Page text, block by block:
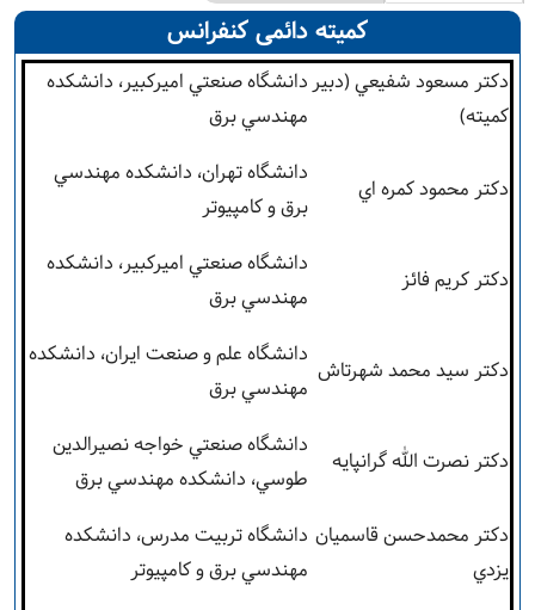
کمیته دائمی کنفرانس
دکتر مسعود شفيعي (دبیر
کميته)
دانشگاه صنعتي اميرکبير، دانشکده
مهندسي برق
دکتر محمود کمره اي
دانشگاه تهران، دانشکده مهندسي
برق و کامپيوتر
دکتر کريم فائز
دانشگاه صنعتي اميرکبير، دانشکده
مهندسي برق
دکتر سيد محمد شهرتاش
دانشگاه علم و صنعت ايران، دانشکده
مهندسي برق
دکتر نصرت ­الله گرانپايه
دانشگاه صنعتي خواجه نصيرالدين
طوسي، دانشکده مهندسي برق
دکتر محمدحسن قاسميان
يزدي
دانشگاه تربيت مدرس، دانشکده
مهندسي برق و کامپيوتر